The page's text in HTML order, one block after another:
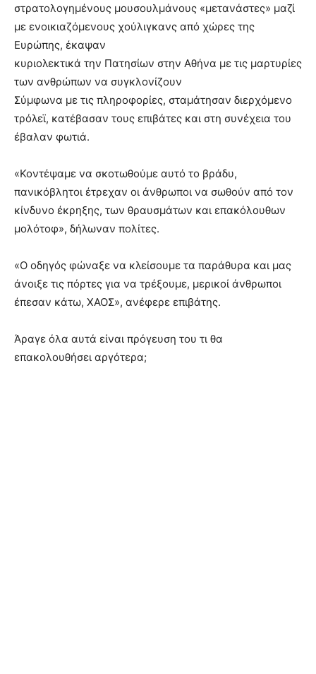
στρατολογημένους μουσουλμάνους «μετανάστες» μαζί
με ενοικιαζόμενους χούλιγκανς από χώρες της
Ευρώπης, έκαψαν
κυριολεκτικά την Πατησίων στην Αθήνα με τις μαρτυρίες
των ανθρώπων να συγκλονίζουν
Σύμφωνα με τις πληροφορίες, σταμάτησαν διερχόμενο
τρόλεϊ, κατέβασαν τους επιβάτες και στη συνέχεια του
έβαλαν φωτιά.
«Κοντέψαμε να σκοτωθούμε αυτό το βράδυ,
πανικόβλητοι έτρεχαν οι άνθρωποι να σωθούν από τον
κίνδυνο έκρηξης, των θραυσμάτων και επακόλουθων
μολότοφ», δήλωναν πολίτες.
«Ο οδηγός φώναξε να κλείσουμε τα παράθυρα και μας
άνοιξε τις πόρτες για να τρέξουμε, μερικοί άνθρωποι
έπεσαν κάτω, ΧΑΟΣ», ανέφερε επιβάτης.
Άραγε όλα αυτά είναι πρόγευση του τι θα
επακολουθήσει αργότερα;